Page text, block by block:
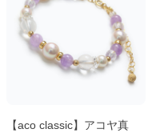
【aco classic】アコヤ真